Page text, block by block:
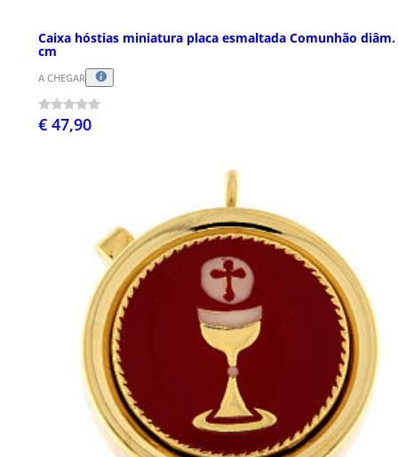
Caixa hóstias miniatura placa esmaltada Comunhão diâm.
cm
A CHEGAR
€ 47,90